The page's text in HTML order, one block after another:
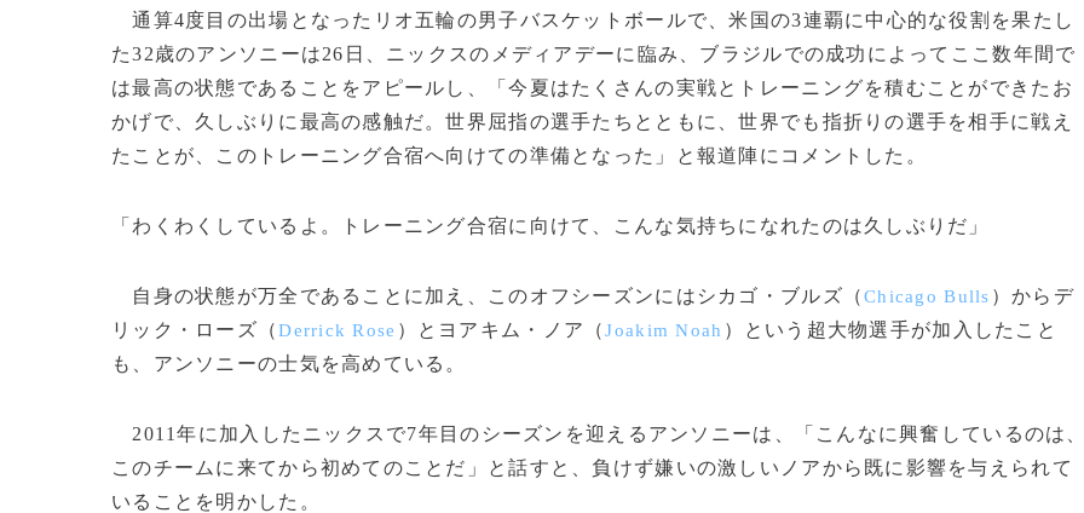
通算4度目の出場となったリオ五輪の男子バスケットボールで、米国の3連覇に中心的な役割を果たし
た32歳のアンソニーは26日、ニックスのメディアデーに臨み、ブラジルでの成功によってここ数年間で
は最高の状態であることをアピールし、「今夏はたくさんの実戦とトレーニングを積むことができたお
かげで、久しぶりに最高の感触だ。世界屈指の選手たちとともに、世界でも指折りの選手を相手に戦え
たことが、このトレーニング合宿へ向けての準備となった」と報道陣にコメントした。
「わくわくしているよ。トレーニング合宿に向けて、こんな気持ちになれたのは久しぶりだ」
自身の状態が万全であることに加え、このオフシーズンにはシカゴ・ブルズ（Chicago Bulls ）からデ
リック・ローズ（Derrick Rose ）とヨアキム・ノア（Joakim Noah ）という超大物選手が加入したこと
も、アンソニーの士気を高めている。
2011年に加入したニックスで7年目のシーズンを迎えるアンソニーは、「こんなに興奮しているのは
このチームに来てから初めてのことだ」と話すと、負けず嫌いの激しいノアから既に影響を与えられて
いることを明かした。